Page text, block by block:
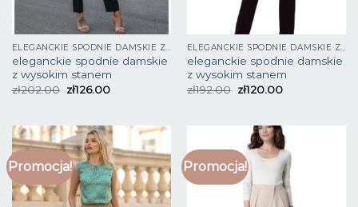
ELEGANCKIE SPODNIE DAMSKIE Z WYSOKIM STANEM
eleganckie spodnie damskie
z wysokim stanem
zł202.00 zł126.00
ELEGANCKIE SPODNIE DAMSKIE Z WYSOKIM STANEM
eleganckie spodnie damskie
z wysokim stanem
zł192.00 zł120.00
Promocja! Promocja!